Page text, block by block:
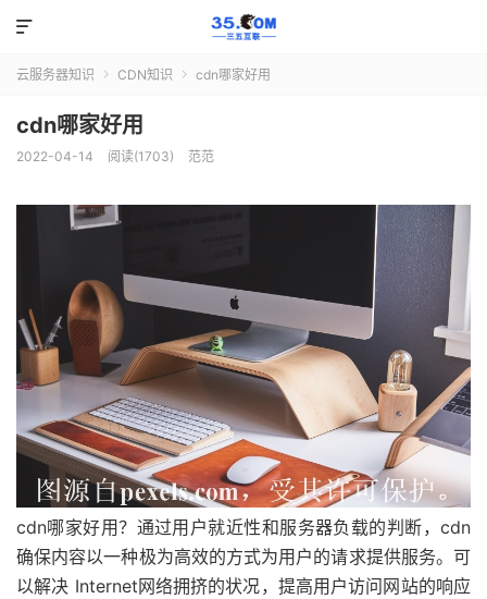

云服务器知识  CDN知识  cdn哪家好用
cdn哪家好用
2022-04-14 阅读(1703) 范范
cdn哪家好用？通过用户就近性和服务器负载的判断，cdn
确保内容以一种极为高效的方式为用户的请求提供服务。可
以解决 Internet网络拥挤的状况，提高用户访问网站的响应